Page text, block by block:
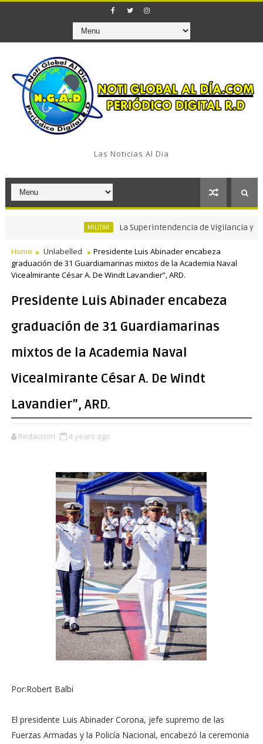
Las Noticias Al Dia
La Superintendencia de Vigilancia y
Home Unlabelled
Presidente Luis Abinader encabeza
graduación de 31 Guardiamarinas mixtos de la Academia Naval
Vicealmirante César A. De Windt Lavandier”, ARD.
Presidente Luis Abinader encabeza
graduación de 31 Guardiamarinas
mixtos de la Academia Naval
Vicealmirante César A. De Windt
Lavandier”, ARD.
Redaccion 4 years ago
Por:Robert Balbi
El presidente Luis Abinader Corona, jefe supremo de las
Fuerzas Armadas y la Policía Nacional, encabezó la ceremonia